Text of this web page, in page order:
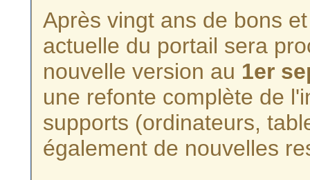
Après vingt ans de bons
actuelle du portail sera
nouvelle version au 1er
une refonte complète de
supports (ordinateurs,
également de nouvelles